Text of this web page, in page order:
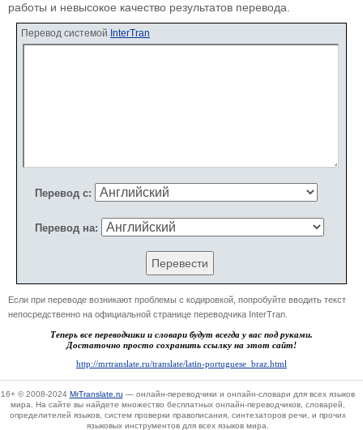
работы и невысокое качество результатов перевода.
Перевод системой InterTran
Перевод с:
Перевод на:
Если при переводе возникают проблемы с кодировкой, попробуйте вводить текст
непосредственно на официальной странице переводчика InterTran.
Теперь все переводчики и словари будут всегда у вас под руками.
Достаточно просто сохранить ссылку на этот сайт!
http://mrtranslate.ru/translate/latin-portuguese_braz.html
16+© 2008-2024 MrTranslate.ru — онлайн-переводчики и онлайн-словари для всех языков
мира. На сайте вы найдете множество бесплатных онлайн-переводчиков, словарей,
определителей языков, систем проверки правописания, синтезаторов речи, и прочих
языковых инструментов для всех языков мира.